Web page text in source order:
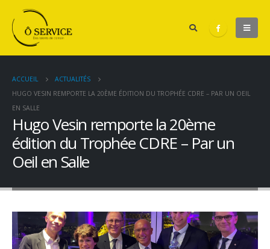
ACCUEIL
ACTUALITÉS
HUGO VESIN REMPORTE LA 20ÈME ÉDITION DU TROPHÉE CDRE – PAR UN OEIL
EN SALLE
Hugo Vesin remporte la 20ème
édition du Trophée CDRE – Par un
Oeil en Salle